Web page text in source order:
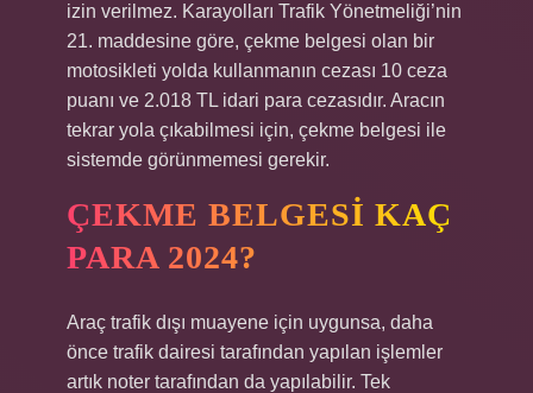
izin verilmez. Karayolları Trafik Yönetmeliği’nin
21. maddesine göre, çekme belgesi olan bir
motosikleti yolda kullanmanın cezası 10 ceza
puanı ve 2.018 TL idari para cezasıdır. Aracın
tekrar yola çıkabilmesi için, çekme belgesi ile
sistemde görünmemesi gerekir.
ÇEKME BELGESI KAÇ
PARA 2024?
Araç trafik dışı muayene için uygunsa, daha
önce trafik dairesi tarafından yapılan işlemler
artık noter tarafından da yapılabilir. Tek